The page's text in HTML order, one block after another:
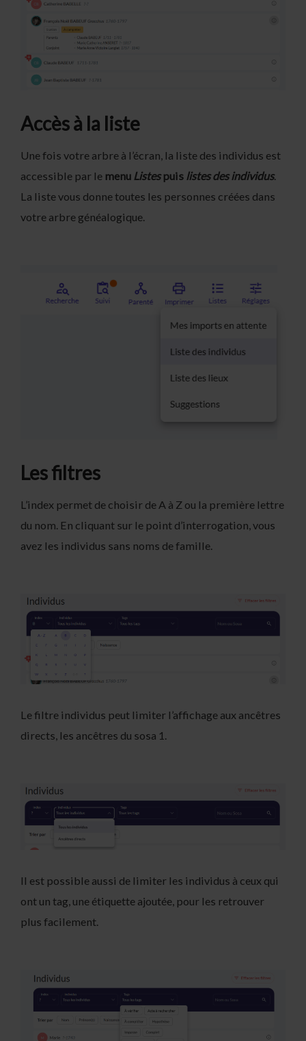
Accès à la liste
Une fois votre arbre à l’écran, la liste des individus est
accessible par le menu Listespuis listes des individus.
La liste vous donne toutes les personnes créées dans
votre arbre généalogique.
Les filtres
L’index permet de choisir de A à Z ou la première lettre
du nom. En cliquant sur le point d’interrogation, vous
avez les individus sans noms de famille.
Le filtre individus peut limiter l’affichage aux ancêtres
directs, les ancêtres du sosa 1.
Il est possible aussi de limiter les individus à ceux qui
ont un tag, une étiquette ajoutée, pour les retrouver
plus facilement.